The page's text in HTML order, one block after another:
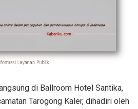
di Ballroom Hotel Santika,
Tarogong Kaler, dihadiri oleh